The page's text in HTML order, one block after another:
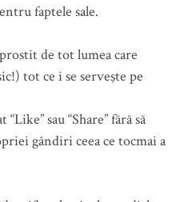
faptele sale.
de tot lumea care
tot ce i se serveşte pe
sau “Share” fără să
gândiri ceea ce tocmai a